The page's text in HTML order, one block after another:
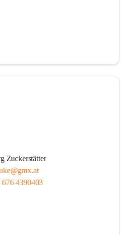
Zuckerstätter
676 4390403